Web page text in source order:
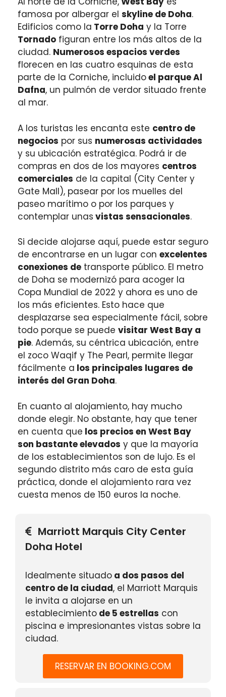
famosa por albergar el skyline de Doha.
Edificios como la Torre Doha y la Torre
Tornado figuran entre los más altos de la
ciudad. Numerosos espacios verdes
florecen en las cuatro esquinas de esta
parte de la Corniche, incluidoel parque Al
Dafna, un pulmón de verdor situado frente
al mar.
A los turistas les encanta este centro de
negocios por sus numerosas actividades
y su ubicación estratégica. Podrá ir de
compras en dos de los mayores centros
comerciales de la capital (City Center y
Gate Mall), pasear por los muelles del
paseo marítimo o por los parques y
contemplar unas vistas sensacionales.
Si decide alojarse aquí, puede estar seguro
de encontrarse en un lugar con excelentes
conexiones de transporte público. El metro
de Doha se modernizó para acoger la
Copa Mundial de 2022 y ahora es uno de
los más eficientes. Esto hace que
desplazarse sea especialmente fácil, sobre
todo porque se puede visitar West Bay a
pie. Además, su céntrica ubicación, entre
el zoco Waqif y The Pearl, permite llegar
fácilmente a los principales lugares de
interés del Gran Doha.
En cuanto al alojamiento, hay mucho
donde elegir. No obstante, hay que tener
en cuenta que los precios en West Bay
son bastante elevados y que la mayoría
de los establecimientos son de lujo. Es el
segundo distrito más caro de esta guía
práctica, donde el alojamiento rara vez
cuesta menos de 150 euros la noche.
Marriott Marquis City Center
Doha Hotel
Idealmente situado a dos pasos del
centro de la ciudad, el Marriott Marquis
le invita a alojarse en un
establecimiento de 5 estrellas con
piscina e impresionantes vistas sobre la
ciudad.
RESERVAR EN BOOKING.COM